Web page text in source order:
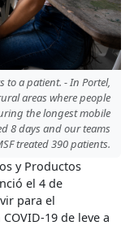
to a patient. - In Portel,
areas where people
the longest mobile
8 days and our teams
treated 390 patients.
y Productos
el 4 de
para el
19 de leve a